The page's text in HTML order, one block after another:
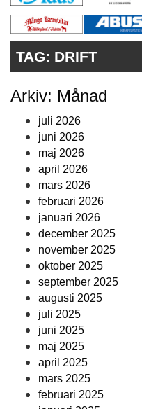
VÅRA ANDRA MAGASIN
PRENUMERERA
ANNONSERA
TAG: DRIFT
Arkiv: Månad
juli 2026
juni 2026
maj 2026
april 2026
mars 2026
februari 2026
januari 2026
december 2025
november 2025
oktober 2025
september 2025
augusti 2025
juli 2025
juni 2025
maj 2025
april 2025
mars 2025
februari 2025